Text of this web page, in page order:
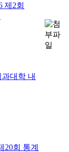
제2회
대학 내
20회 통계